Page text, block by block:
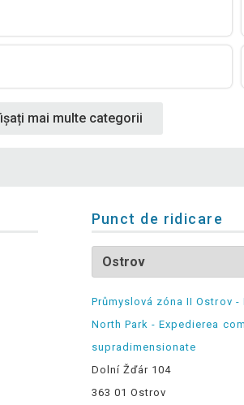
mai multe categorii
Punct de ridicare
Průmyslová zóna II Ostrov -
North Park - Expedierea
supradimensionate
Dolní Žďár 104
363 01 Ostrov